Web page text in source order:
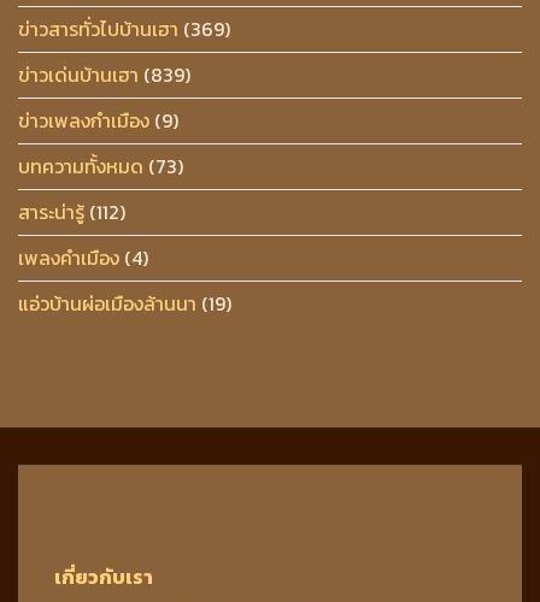
ข่าวสารทั่วไปบ้านเฮา (369)
ข่าวเด่นบ้านเฮา (839)
ข่าวเพลงกำเมือง (9)
บทความทั้งหมด (73)
สาระน่ารู้ (112)
เพลงคำเมือง (4)
แอ่วบ้านผ่อเมืองล้านนา (19)
เกี่ยวกับเรา